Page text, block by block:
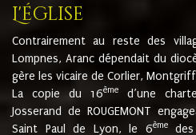
L'église
Contrairement au reste des
Lompnes, Aranc dépendait du
gère les vicaire de Corlier,
La copie du 16ème
d’une
Josserand de ROUGEMONT
Saint Paul de Lyon, le 6èmedes